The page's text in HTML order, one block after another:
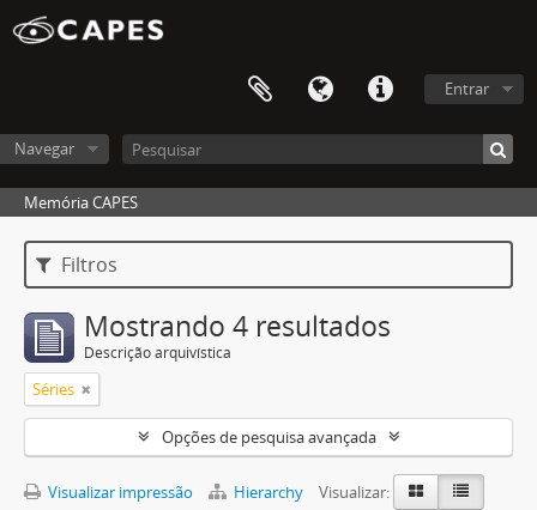
Entrar
Navegar
Memória CAPES
Filtros
Mostrando 4 resultados
Descrição arquivística
Séries
Opções de pesquisa avançada
Visualizar impressão Hierarchy
Visualizar: